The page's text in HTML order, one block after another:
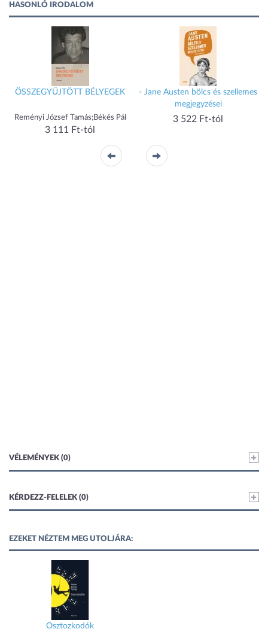
HASONLÓ IRODALOM
ÖSSZEGYŰJTÖTT BÉLYEGEK
Reményi József Tamás;Békés Pál
3 111 Ft-tól
- Jane Austen bölcs és szellemes
megjegyzései
3 522 Ft-tól
VÉLEMÉNYEK (0)
KÉRDEZZ-FELELEK (0)
EZEKET NÉZTEM MEG UTOLJÁRA:
Osztozkodók